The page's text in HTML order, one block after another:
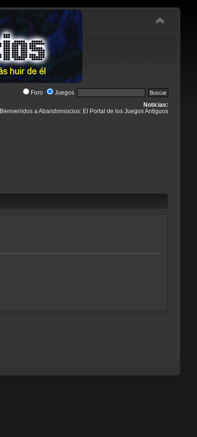
Foro Juegos
Noticias:
Bienvenidos a Abandonsocios: El Portal de los Juegos Antiguos